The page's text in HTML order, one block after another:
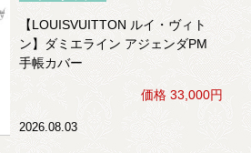
【LOUISVUITTON ルイ・ヴィト
ン】ダミエライン アジェンダPM
手帳カバー
価格 33,000円
2026.08.03